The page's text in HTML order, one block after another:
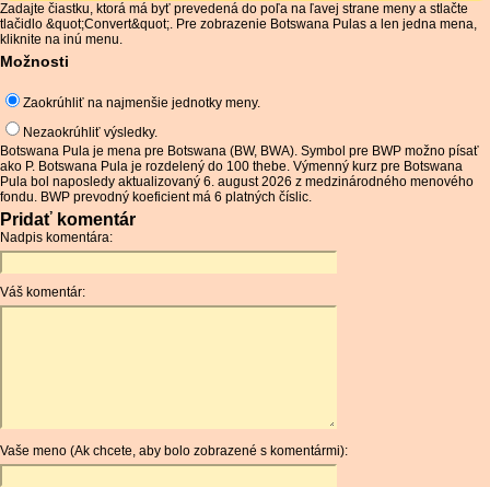
Zadajte čiastku, ktorá má byť prevedená do poľa na ľavej strane meny a stlačte
tlačidlo &quot;Convert&quot;. Pre zobrazenie Botswana Pulas a len jedna mena,
kliknite na inú menu.
Možnosti
Zaokrúhliť na najmenšie jednotky meny.
Nezaokrúhliť výsledky.
Botswana Pula je mena pre Botswana (BW, BWA). Symbol pre BWP možno písať
ako P. Botswana Pula je rozdelený do 100 thebe. Výmenný kurz pre Botswana
Pula bol naposledy aktualizovaný 6. august 2026 z medzinárodného menového
fondu. BWP prevodný koeficient má 6 platných číslic.
Pridať komentár
Nadpis komentára:
Váš komentár:
Vaše meno (Ak chcete, aby bolo zobrazené s komentármi):